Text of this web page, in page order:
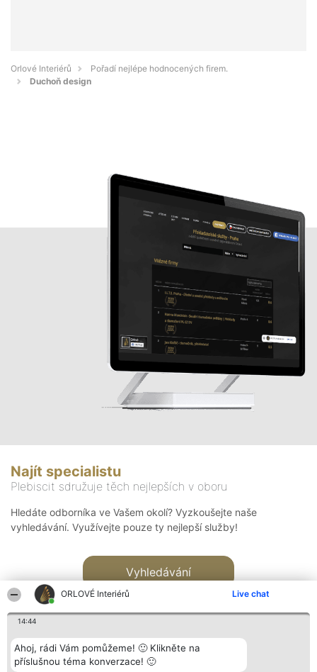
ORLOVÉ Interiérů Live chat
14:44
Ahoj, rádi Vám pomůžeme! 🙂 Klikněte na
příslušnou téma konverzace! 🙂
Orlové Interiérů
Pořadí nejlépe hodnocených firem.
Duchoň design
Najít specialistu
Plebiscit sdružuje těch nejlepších v oboru
Hledáte odborníka ve Vašem okolí? Vyzkoušejte naše
vyhledávání. Využívejte pouze ty nejlepší služby!
Vyhledávání